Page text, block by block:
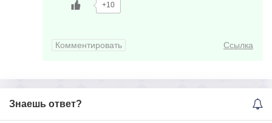
+10
Комментировать Ссылка
Знаешь ответ?